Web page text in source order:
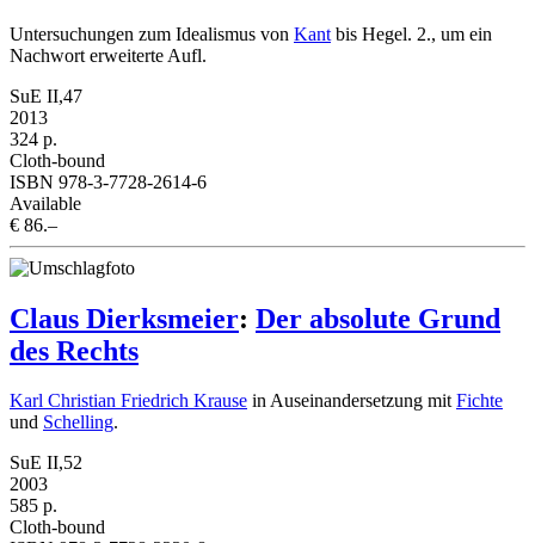
Untersuchungen zum Idealismus von Kant bis Hegel. 2., um ein
Nachwort erweiterte Aufl.
SuE II,47
2013
324 p.
Cloth-bound
ISBN 978-3-7728-2614-6
Available
€ 86.–
Claus Dierksmeier: Der absolute Grund
des Rechts
Karl Christian Friedrich Krause in Auseinandersetzung mitFichte
und Schelling.
SuE II,52
2003
585 p.
Cloth-bound